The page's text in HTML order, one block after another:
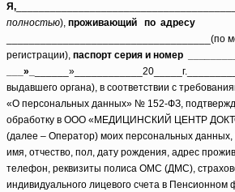
Я,
полностью), проживающий по адресу
____(по
регистрации), паспорт серия и номер ___
___»_
выдавшего органа), в соответствии с
«О персональных данных» № 152-ФЗ,
обработку в ООО «МЕДИЦИНСКИЙ ЦЕНТР
(далее – Оператор) моих персональных
имя, отчество, пол, дату рождения, адрес
телефон, реквизиты полиса ОМС (ДМС),
индивидуального лицевого счета в